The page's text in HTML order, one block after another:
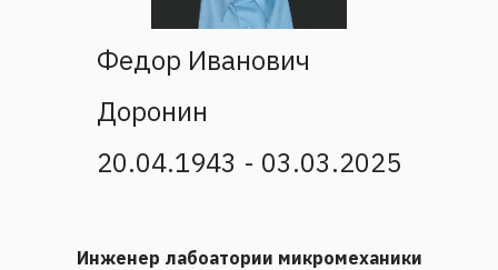
Федор Иванович
Доронин
20.04.1943 - 03.03.2025
Инженер лабоатории микромеханики